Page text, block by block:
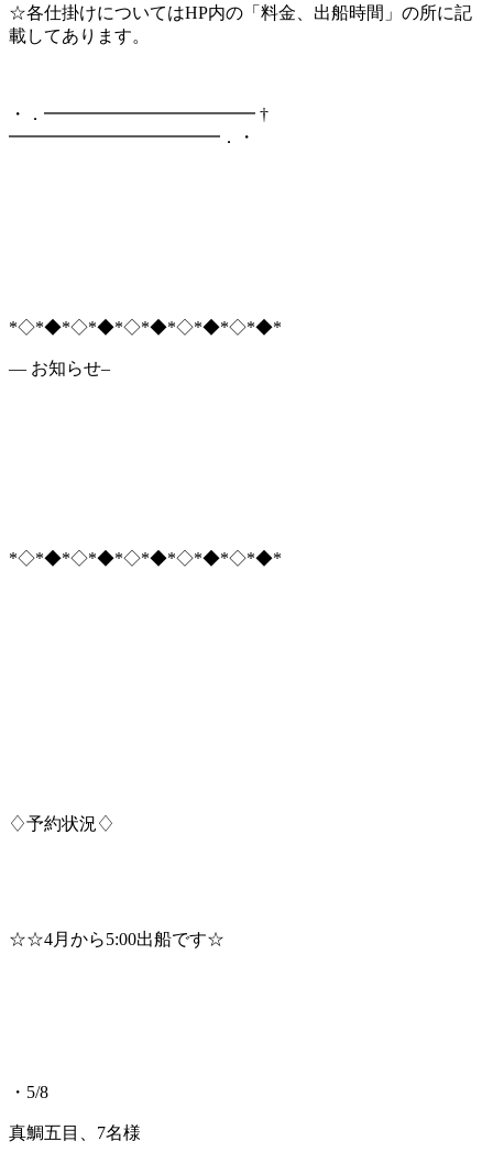
☆各仕掛けについてはHP内の「料金、出船時間」の所に記
載してあります。
・．━━━━━━━━━━━━ †
━━━━━━━━━━━━．・
*◇*◆*◇*◆*◇*◆*◇*◆*◇*◆*
— お知らせ–
*◇*◆*◇*◆*◇*◆*◇*◆*◇*◆*
♢予約状況♢
☆☆4月から5:00出船です☆
・5/8
真鯛五目、7名様